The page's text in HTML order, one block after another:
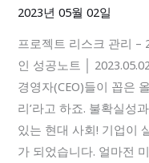
2023년 05월 02일
프로젝트 리스크 관리 –
인 성공노트 │
경영자(CEO)들이 꼽은
리’라고 하죠. 불확실성
있는 현대 사회! 기업이
가 되었습니다. 얼마전
관
리
–
2023
년
기